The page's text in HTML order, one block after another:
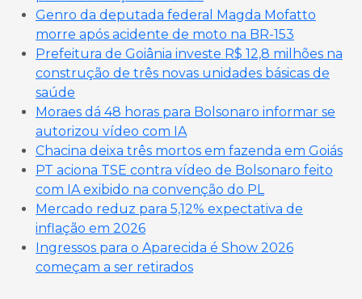
Genro da deputada federal Magda Mofatto
morre após acidente de moto na BR-153
Prefeitura de Goiânia investe R$ 12,8 milhões na
construção de três novas unidades básicas de
saúde
Moraes dá 48 horas para Bolsonaro informar se
autorizou vídeo com IA
Chacina deixa três mortos em fazenda em Goiás
PT aciona TSE contra vídeo de Bolsonaro feito
com IA exibido na convenção do PL
Mercado reduz para 5,12% expectativa de
inflação em 2026
Ingressos para o Aparecida é Show 2026
começam a ser retirados